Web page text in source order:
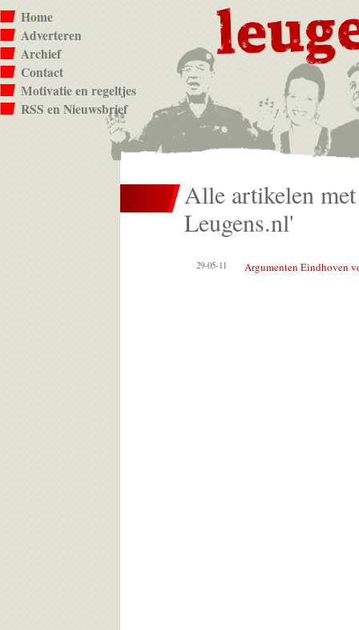
Home
Adverteren
Archief
Contact
Motivatie en regeltjes
RSS en Nieuwsbrief
Alle artikelen
Leugens.nl'
29-05-11 Argumenten Eindhoven